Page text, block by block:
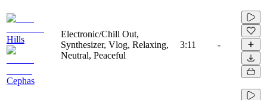
Hills
Cephas
Electronic/Chill Out,
Synthesizer, Vlog, Relaxing,
Neutral, Peaceful
3:11 -